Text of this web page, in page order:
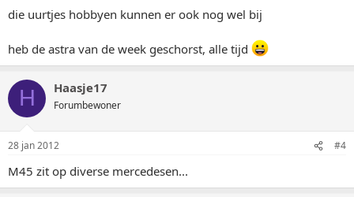
die uurtjes hobbyen kunnen er ook nog wel bij
heb de astra van de week geschorst, alle tijd
H Haasje17
Forumbewoner
28 jan 2012 #4
M45 zit op diverse mercedesen...